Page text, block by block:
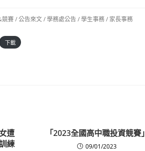
競賽/公告來文/學務處公告/學生事務/ 家長事務
下載
遭
練
「2023全國高中職投資競賽」
09/01/2023